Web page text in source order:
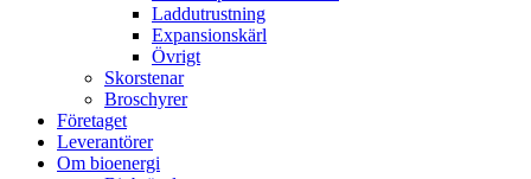
Laddutrustning
Expansionskärl
Övrigt
Skorstenar
Broschyrer
Företaget
Leverantörer
Om bioenergi